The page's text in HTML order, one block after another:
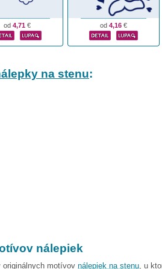
od 4,71 € od 4,16 €
na stenu:
nálepiek
originálnych motívov nálepiek na stenu, u